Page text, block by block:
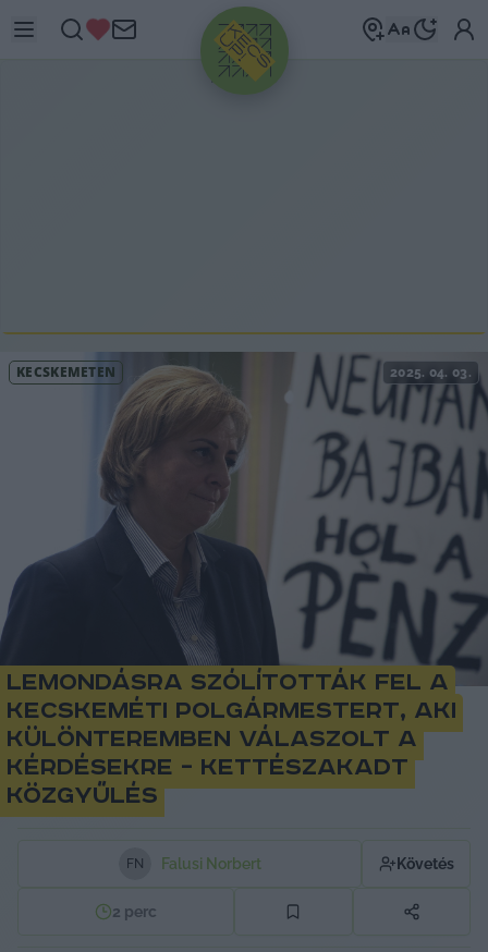
HIRDETÉS
KECSKEMÉTEN 2025. 04. 03.
Lemondásra szólították fel a
kecskeméti polgármestert, aki
különteremben válaszolt a
kérdésekre – kettészakadt
közgyűlés
FN Falusi Norbert Követés
2 perc